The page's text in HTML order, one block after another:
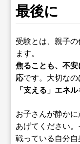
最後に
受験とは、親子
ます。
焦ることも、不
応です。大切な
「支える」エネ
お子さんが静か
あげてください
戦っている自分